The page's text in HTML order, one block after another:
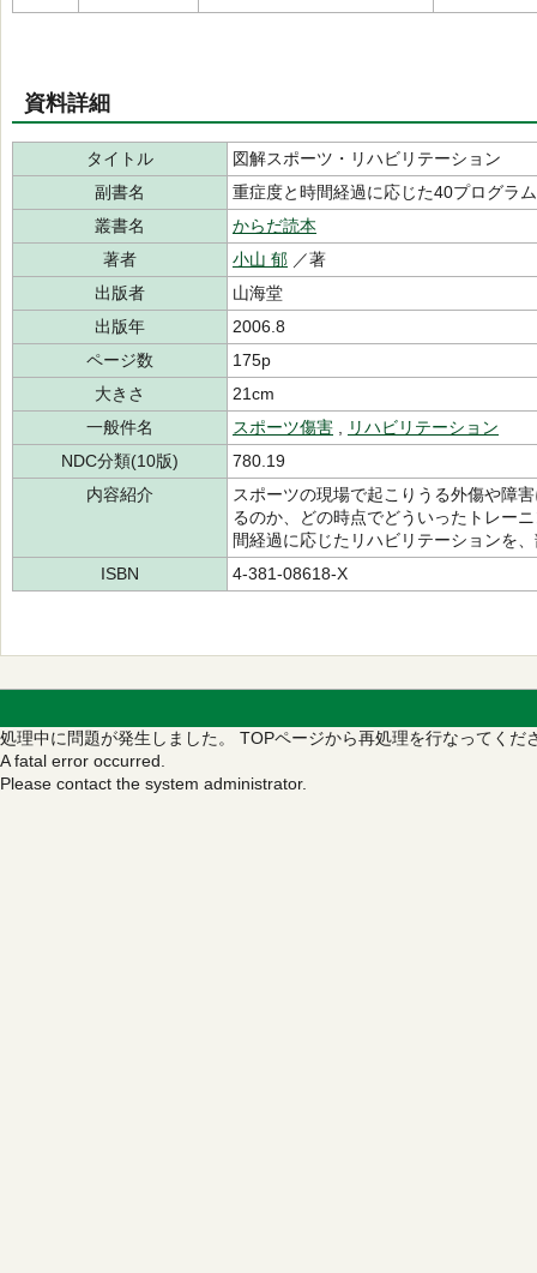
資料詳細
タイトル
図解スポーツ・リハビリテーション
副書名
重症度と時間経過に応じた40プログラム
叢書名
からだ読本
著者
小山 郁 ／著
出版者
山海堂
出版年
2006.8
ページ数
175p
大きさ
21cm
一般件名
スポーツ傷害
リハビリテーション
NDC分類(10版)
780.19
内容紹介
スポーツの現場で起こりうる外傷や障
るのか、どの時点でどういったトレー
間経過に応じたリハビリテーションを
ISBN
4-381-08618-X
処理中に問題が発生しました。 TOPページから再処理を行なってくだ
A fatal error occurred.
Please contact the system administrator.